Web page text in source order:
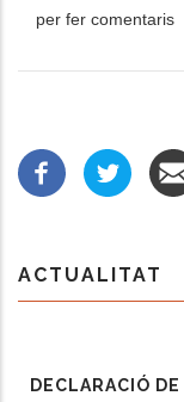
per fer comentaris
ACTUALITAT
DECLARACIÓ